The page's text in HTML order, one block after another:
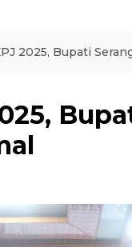
2025, Bupati